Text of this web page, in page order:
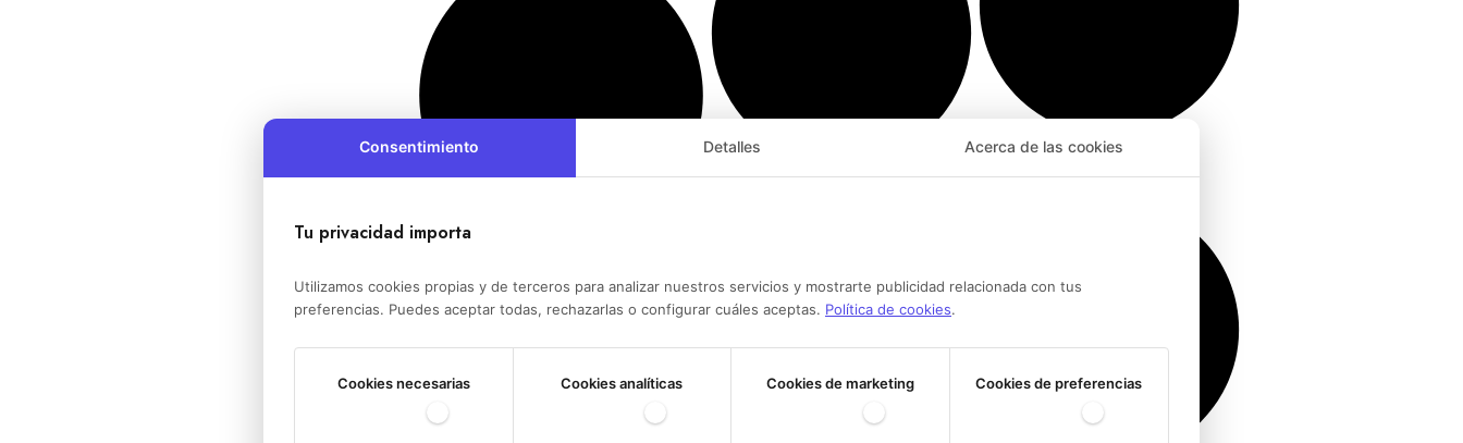
Madrid
Bandoleras del Athletic Club
Nosotros
Consentimiento Detalles Acerca de las cookies
Tu privacidad importa
Utilizamos cookies propias y de terceros para analizar nuestros servicios y mostrarte publicidad relacionada con tus
preferencias. Puedes aceptar todas, rechazarlas o configurar cuáles aceptas. Política de cookies.
Cookies necesarias Cookies analíticas Cookies de marketing Cookies de preferencias